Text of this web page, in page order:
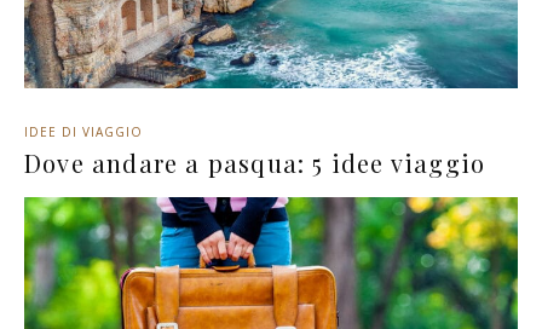
IDEE DI VIAGGIO
Dove andare a pasqua: 5 idee viaggio